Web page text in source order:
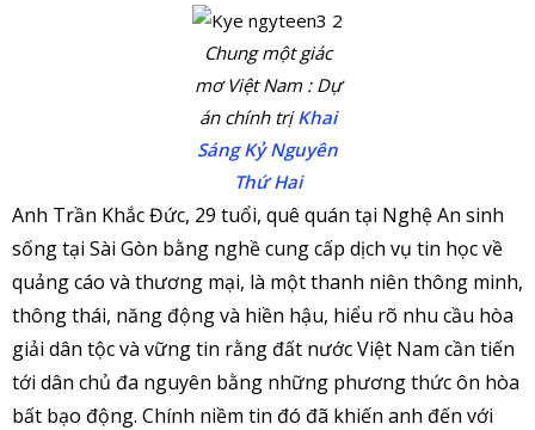
Chung một giác
mơ Việt Nam : Dự
án chính trịKhai
Sáng Kỷ Nguyên
Thứ Hai
Anh Trần Khắc Đức, 29 tuổi, quê quán tại Nghệ An sinh
sống tại Sài Gòn bằng nghề cung cấp dịch vụ tin học về
quảng cáo và thương mại, là một thanh niên thông minh,
thông thái, năng động và hiền hậu, hiểu rõ nhu cầu hòa
giải dân tộc và vững tin rằng đất nước Việt Nam cần tiến
tới dân chủ đa nguyên bằng những phương thức ôn hòa
bất bạo động. Chính niềm tin đó đã khiến anh đến với